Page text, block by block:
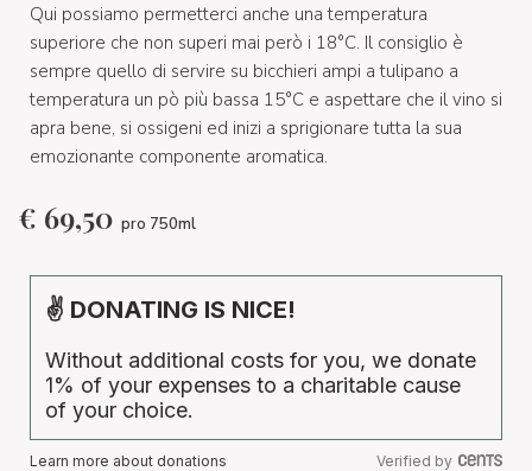
Qui possiamo permetterci anche una temperatura
superiore che non superi mai però i 18°C. Il consiglio è
sempre quello di servire su bicchieri ampi a tulipano a
temperatura un pò più bassa 15°C e aspettare che il vino si
apra bene, si ossigeni ed inizi a sprigionare tutta la sua
emozionante componente aromatica.
€ 69,50 pro 750ml
✌ DONATING IS NICE!
Without additional costs for you, we donate
1% of your expenses to a charitable cause
of your choice.
Learn more about donations Verified by